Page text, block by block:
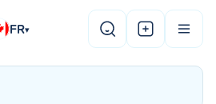
FR▾